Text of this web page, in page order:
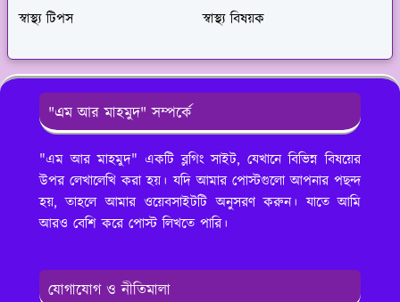
স্বাস্থ্য টিপস
স্বাস্থ্য বিষয়ক
"এম আর মাহমুদ" সম্পর্কে
"এম আর মাহমুদ" একটি ব্লগিং সাইট, যেখানে বিভিন্ন বিষয়ের
উপর লেখালেখি করা হয়। যদি আমার পোস্টগুলো আপনার পছন্দ
হয়, তাহলে আমার ওয়েবসাইটটি অনুসরণ করুন। যাতে আমি
আরও বেশি করে পোস্ট লিখতে পারি।
যোগাযোগ ও নীতিমালা